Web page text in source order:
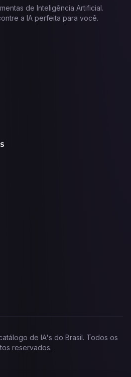
de Inteligência Artificial.
a IA perfeita para você.
de IA's do Brasil. Todos os
reservados.